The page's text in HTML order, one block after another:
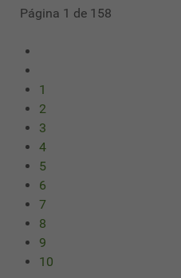
Página 1 de 158
1
2
3
4
5
6
7
8
9
10